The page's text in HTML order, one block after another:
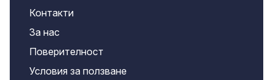
Контакти
За нас
Поверителност
Условия за ползване